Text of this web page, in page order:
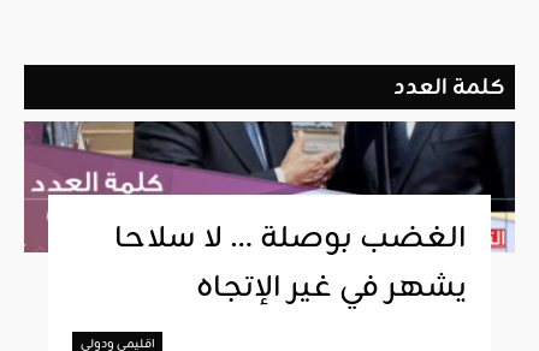
كلمة العدد
الغضب بوصلة … لا سلاحا
يشهر في غير الإتجاه
اقليمي ودولي